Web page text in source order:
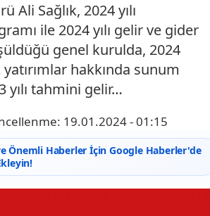
Ali Sağlık, 2024 yılı
ile 2024 yılı gelir ve gider
genel kurulda, 2024
yatırımlar hakkında sunum
yılı tahmini gelir…
19.01.2024 - 01:15
Önemli Haberler İçin Google Haberler'de